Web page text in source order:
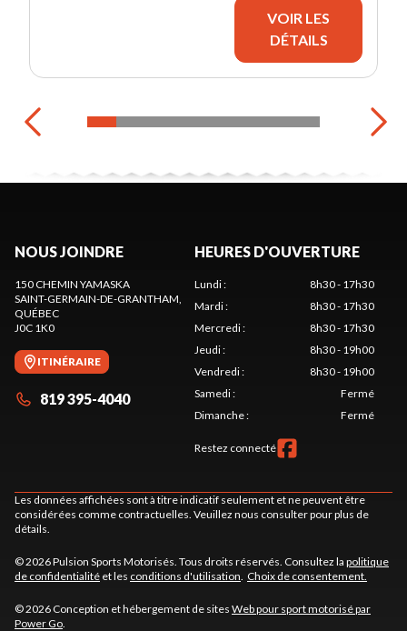
VOIR LES
DÉTAILS
NOUS JOINDRE
150 CHEMIN YAMASKA
SAINT-GERMAIN-DE-GRANTHAM
QUÉBEC
J0C 1K0
ITINÉRAIRE
819 395-4040
HEURES D'OUVERTURE
Lundi:
8h30 - 17h30
Mardi:
8h30 - 17h30
Mercredi:
8h30 - 17h30
Jeudi:
8h30 - 19h00
Vendredi:
8h30 - 19h00
Samedi:
Fermé
Dimanche: Fermé
Restez connecté
Les données affichées sont à titre indicatif seulement et ne peuvent être
considérées comme contractuelles. Veuillez nous consulter pour plus de
détails.
© 2026 Pulsion Sports Motorisés. Tous droits réservés. Consultez la politique
de confidentialité et les conditions d'utilisation Choix de consentement.
© 2026 Conception et hébergement de sites Web pour sport motorisé par
Power Go